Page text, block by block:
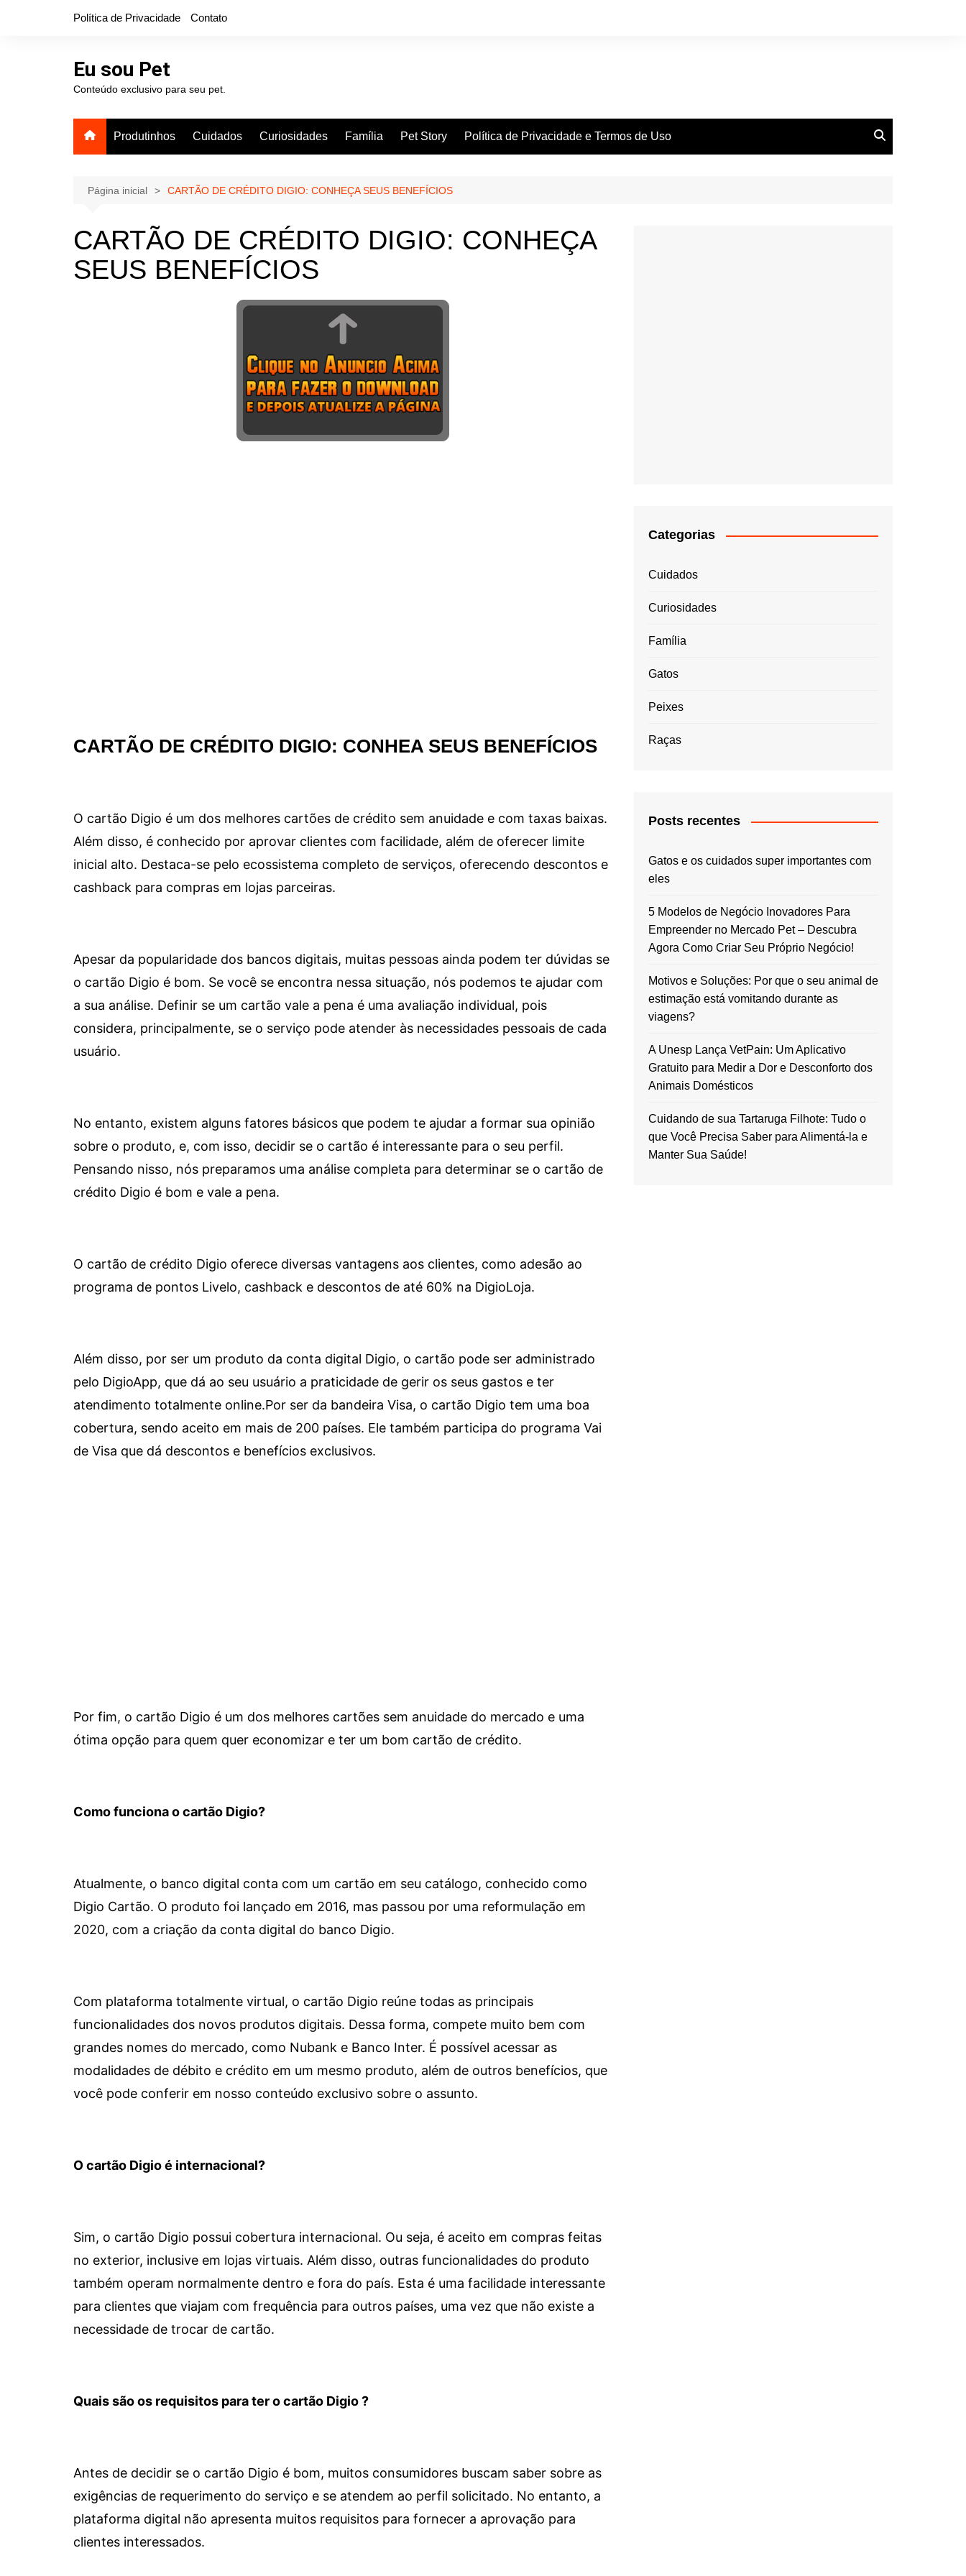
Política de Privacidade Contato
Eu sou Pet
Conteúdo exclusivo para seu pet.
Produtinhos Cuidados Curiosidades Família Pet Story Política de Privacidade e Termos de Uso
Página inicial CARTÃO DE CRÉDITO DIGIO: CONHEÇA SEUS BENEFÍCIOS
CARTÃO DE CRÉDITO DIGIO: CONHEÇA
SEUS BENEFÍCIOS
CARTÃO DE CRÉDITO DIGIO: CONHEA SEUS BENEFÍCIOS
O cartão Digio é um dos melhores cartões de crédito sem anuidade e com taxas baixas.
Além disso, é conhecido por aprovar clientes com facilidade, além de oferecer limite
inicial alto. Destaca-se pelo ecossistema completo de serviços, oferecendo descontos e
cashback para compras em lojas parceiras.
Apesar da popularidade dos bancos digitais, muitas pessoas ainda podem ter dúvidas se
o cartão Digio é bom. Se você se encontra nessa situação, nós podemos te ajudar com
a sua análise. Definir se um cartão vale a pena é uma avaliação individual, pois
considera, principalmente, se o serviço pode atender às necessidades pessoais de cada
usuário.
No entanto, existem alguns fatores básicos que podem te ajudar a formar sua opinião
sobre o produto, e, com isso, decidir se o cartão é interessante para o seu perfil.
Pensando nisso, nós preparamos uma análise completa para determinar se o cartão de
crédito Digio é bom e vale a pena.
O cartão de crédito Digio oferece diversas vantagens aos clientes, como adesão ao
programa de pontos Livelo, cashback e descontos de até 60% na DigioLoja.
Além disso, por ser um produto da conta digital Digio, o cartão pode ser administrado
pelo DigioApp, que dá ao seu usuário a praticidade de gerir os seus gastos e ter
atendimento totalmente online.Por ser da bandeira Visa, o cartão Digio tem uma boa
cobertura, sendo aceito em mais de 200 países. Ele também participa do programa Vai
de Visa que dá descontos e benefícios exclusivos.
Por fim, o cartão Digio é um dos melhores cartões sem anuidade do mercado e uma
ótima opção para quem quer economizar e ter um bom cartão de crédito.
Como funciona o cartão Digio?
Atualmente, o banco digital conta com um cartão em seu catálogo, conhecido como
Digio Cartão. O produto foi lançado em 2016, mas passou por uma reformulação em
2020, com a criação da conta digital do banco Digio.
Com plataforma totalmente virtual, o cartão Digio reúne todas as principais
funcionalidades dos novos produtos digitais. Dessa forma, compete muito bem com
grandes nomes do mercado, como Nubank e Banco Inter. É possível acessar as
modalidades de débito e crédito em um mesmo produto, além de outros benefícios, que
você pode conferir em nosso conteúdo exclusivo sobre o assunto.
O cartão Digio é internacional?
Sim, o cartão Digio possui cobertura internacional. Ou seja, é aceito em compras feitas
no exterior, inclusive em lojas virtuais. Além disso, outras funcionalidades do produto
também operam normalmente dentro e fora do país. Esta é uma facilidade interessante
para clientes que viajam com frequência para outros países, uma vez que não existe a
necessidade de trocar de cartão.
Quais são os requisitos para ter o cartão Digio ?
Antes de decidir se o cartão Digio é bom, muitos consumidores buscam saber sobre as
exigências de requerimento do serviço e se atendem ao perfil solicitado. No entanto, a
plataforma digital não apresenta muitos requisitos para fornecer a aprovação para
clientes interessados.
Categorias
Cuidados
Curiosidades
Família
Gatos
Peixes
Raças
Posts recentes
Gatos e os cuidados super importantes com
eles
5 Modelos de Negócio Inovadores Para
Empreender no Mercado Pet – Descubra
Agora Como Criar Seu Próprio Negócio!
Motivos e Soluções: Por que o seu animal de
estimação está vomitando durante as
viagens?
A Unesp Lança VetPain: Um Aplicativo
Gratuito para Medir a Dor e Desconforto dos
Animais Domésticos
Cuidando de sua Tartaruga Filhote: Tudo o
que Você Precisa Saber para Alimentá-la e
Manter Sua Saúde!